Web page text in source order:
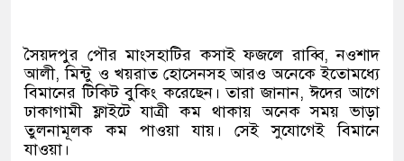
সৈয়দপুর পৌর মাংসহাটির কসাই ফজলে রাব্বি, নওশাদ
আলী, মিন্টু ও খয়রাত হোসেনসহ আরও অনেকে ইতোমধ্যে
বিমানের টিকিট বুকিং করেছেন। তারা জানান, ঈদের আগে
ঢাকাগামী ফ্লাইটে যাত্রী কম থাকায় অনেক সময় ভাড়া
তুলনামূলক কম পাওয়া যায়। সেই সুযোগেই বিমানে
যাওয়া।